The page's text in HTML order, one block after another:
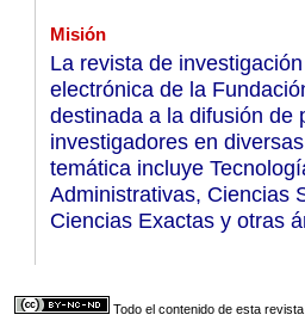
Misión
La revista de
electrónica de la
destinada a la difusión de
investigadores en
temática incluye
Administrativas, Ciencias
Ciencias Exactas y otras
Todo el contenido de esta